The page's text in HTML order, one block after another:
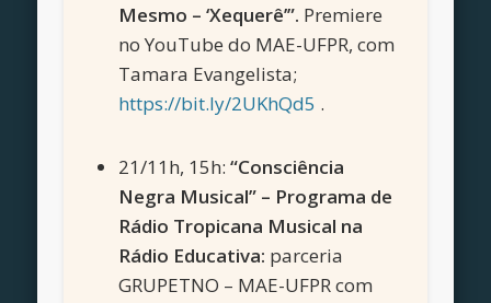
Mesmo – ‘Xequerê’”. Premiere
no YouTube do MAE-UFPR, com
Tamara Evangelista;
https://bit.ly/2UKhQd5 .
21/11h, 15h:“Consciência
Negra Musical” – Programa de
Rádio Tropicana Musical na
Rádio Educativa: parceria
GRUPETNO – MAE-UFPR com